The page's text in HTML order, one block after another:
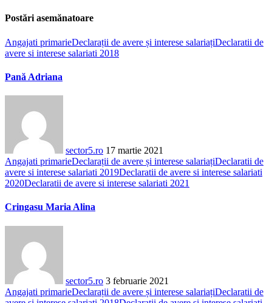
Postări asemănatoare
Angajati primarieDeclarații de avere și interese salariațiDeclaratii de
avere si interese salariati 2018
Pană Adriana
sector5.ro 17 martie 2021
Angajati primarieDeclarații de avere și interese salariațiDeclaratii de
avere si interese salariati 2019Declaratii de avere si interese salariati
2020Declaratii de avere si interese salariati 2021
Cringasu Maria Alina
sector5.ro 3 februarie 2021
Angajati primarieDeclarații de avere și interese salariațiDeclaratii de